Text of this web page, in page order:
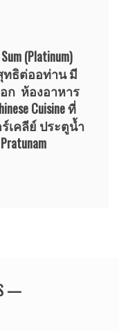
(Platinum)
ทธิต่ออท่าน มี
ก ห้องอาหาร
Cuisine ที่
เคลีย์ ประตูน้ำ
—